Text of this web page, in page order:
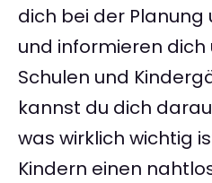
dich bei der Planung
und informieren
Schulen und
kannst du dich
was wirklich wichtig
Kindern einen